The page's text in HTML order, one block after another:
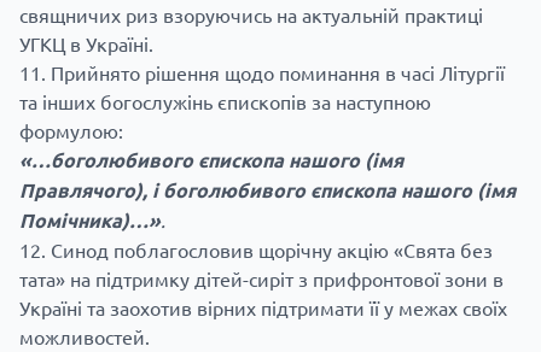
свящничих риз взоруючись на актуальній практиці
УГКЦ в Україні.
Прийнято рішення щодо поминання в часі Літургії
та інших богослужінь єпископів за наступною
формулою:
«…боголюбивого єпископанашого(імя
Правлячого), і боголюбивого єпископа нашого (імя
Помічника)…».
Синод поблагословив щорічну акцію «Свята без
тата» на підтримку дітей-сиріт з прифронтової зони в
Україні та заохотив вірних підтримати її у межах своїх
можливостей.